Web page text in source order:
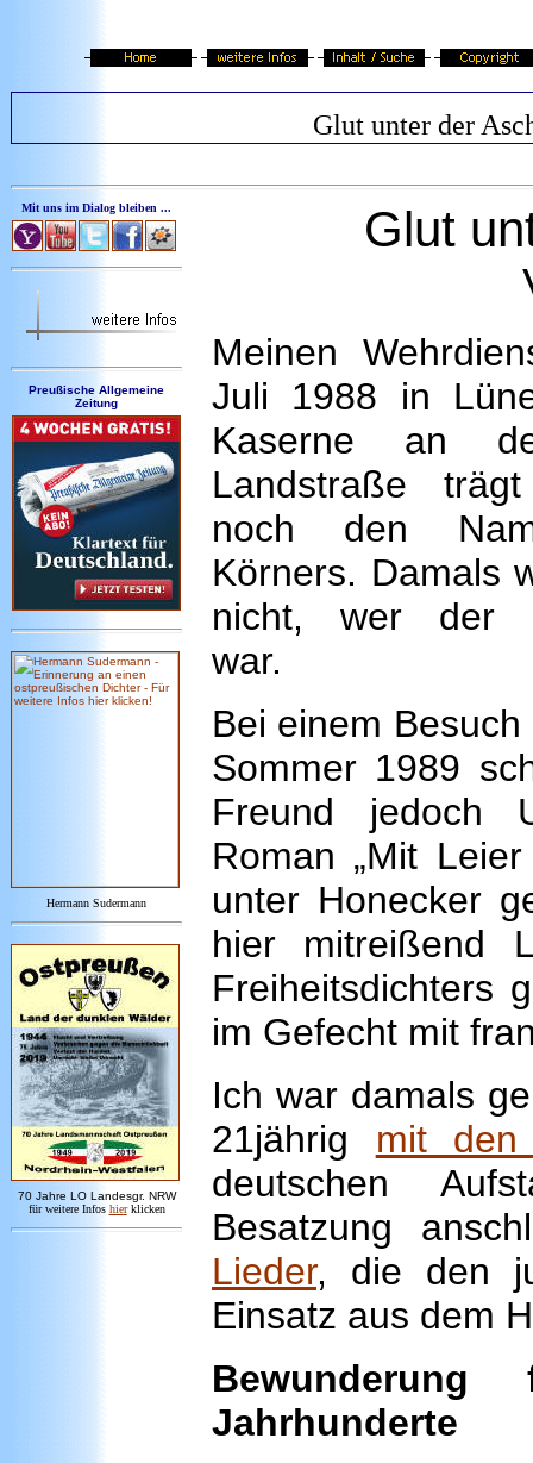
Glut unter der
Mit uns im Dialog bleiben ...
Preußische Allgemeine
Zeitung
Hermann Sudermann
70 Jahre LO Landesgr. NRW
für weitere Infos hier klicken
Glut
Meinen
Juli 1988 in
Kaserne an
Landstraße
noch den
Körners. Damals
nicht, wer der
war.
Bei einem
Sommer 1989
Freund jedoch
Roman „Mit
unter Honecker
hier mitreißend
Freiheitsdichters
im Gefecht mit
Ich war damals
21jährig mit den
deutschen
Besatzung
Lieder, die den
Einsatz aus dem
Jahrhunderte